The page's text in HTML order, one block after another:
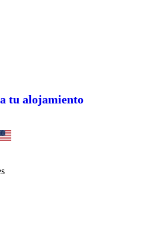
tu alojamiento